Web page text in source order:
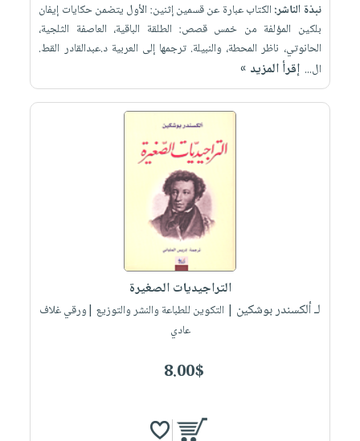
نبذة الناشر: الكتاب عبارة عن قسمين إثنين: الأول يتضمن حكايات إيفان
بلكين المؤلفة من خمس قصص: الطلقة الباقية، العاصفة الثلجية،
الحانوتي، ناظر المحطة، والنبيلة. ترجمها إلى العربية د.عبدالقادر القط.
ال... إقرأ المزيد »
التراجيديات الصغيرة
لـ ألكسندر بوشكين | التكوين للطباعة والنشر والتوزيع |ورقي غلاف
عادي
8.00$